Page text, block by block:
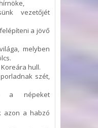
vezetőjét
a jövő
melyben
hull.
szét,
a népeket
azon a habzó